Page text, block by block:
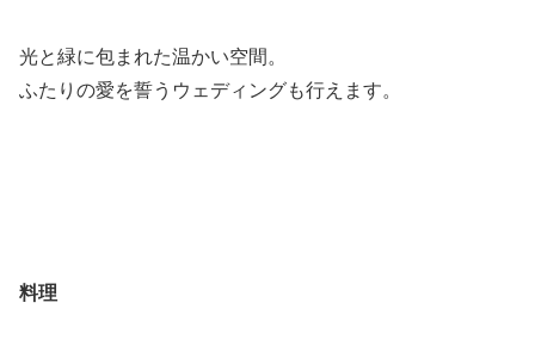
光と緑に包まれた温かい空間。
ふたりの愛を誓うウェディングも行えます。
料理